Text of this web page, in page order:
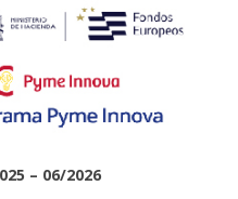
– 06/2026